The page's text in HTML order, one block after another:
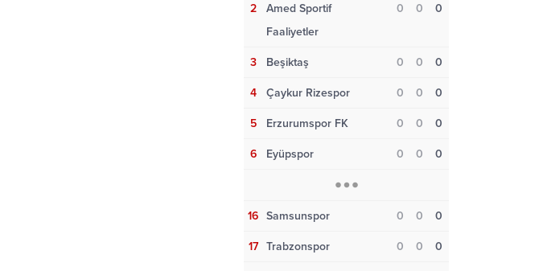
2
Amed Sportif
Faaliyetler
0 0 0
3 Beşiktaş 0 0 0
4 Çaykur Rizespor 0 0 0
5 Erzurumspor FK 0 0 0
6 Eyüpspor 0 0 0
16 Samsunspor 0 0 0
17 Trabzonspor 0 0 0